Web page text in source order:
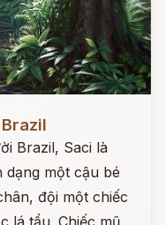
Brazil, Saci là
dạng một cậu bé
đội một chiếc
lá tẩu. Chiếc mũ